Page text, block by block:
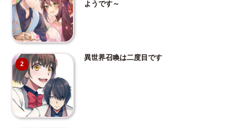
ようです～
2
異世界召喚は二度目です